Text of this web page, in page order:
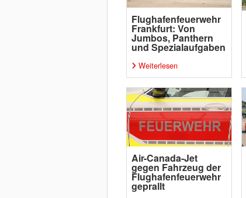
Flughafenfeuerwehr
Frankfurt: Von
Jumbos, Panthern
und Spezialaufgaben
Weiterlesen
Air-Canada-Jet
gegen Fahrzeug der
Flughafenfeuerwehr
geprallt